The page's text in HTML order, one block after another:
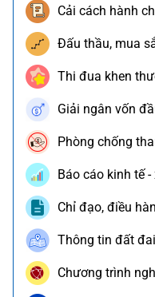
Cải cách hành
Đấu thầu, mua
Thi đua khen
Giải ngân vốn
Phòng chống
Báo cáo kinh tế -
Chỉ đạo, điều
Thông tin đất đai
Chương trình